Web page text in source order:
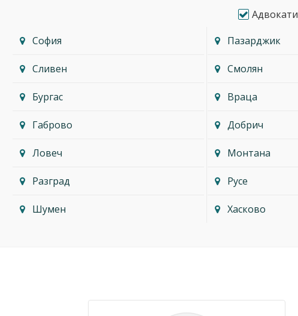
Адвокати
София
Пазарджик
Сливен Смолян
Бургас Враца
Габрово Добрич
Ловеч Монтана
Разград Русе
Шумен Хасково